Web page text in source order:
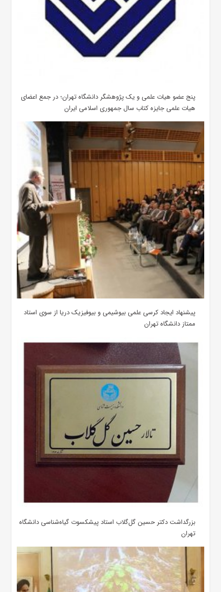
پنج عضو هیات علمی و یک پژوهشگر دانشگاه تهران؛ در جمع اعضای
هیات علمی جایزه کتاب سال جمهوری اسلامی ایران
پیشنهاد ایجاد کرسی علمی بیوشیمی و بیوفیزیک دریا از سوی استاد
ممتاز دانشگاه تهران
بزرگداشت دکتر حسین گل‌گلاب استاد پیشکسوت گیاه‌شناسی دانشگاه
تهران